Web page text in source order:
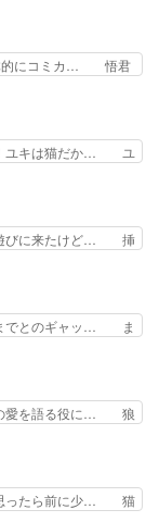
完了、ニコガーデ
ングしてる!?とい
ようなシ… 今週は
！…な… サトルく
着て… 7月22日月
も… 光るニコさま、
と”見守り勢の猫
ため海へと来た一
的にコミカ… 悟君
作画も…… この列島
が死… 現れたガル
たが… 暑いがテーマ
っ… 悟くんは物知り
第２６話の感想で
回かと思ったら情
！ユキは猫だか… ユ
の蛇が苦… ツチノ
リボン… ユキをな
喋れた… ツチノコ知
いで… 「ぼっち・
ツチノコに会いた
チノコはメデュー
遊びに来たけど… 挿
。やはり… ステキ
羊達と… ・メエメ
れるあ… こいつら夏
けて… 最後写真撮影
アイスを作って食
検、冒険、大熊牧
までとのギャッ… ま
かれけど… 動物と
滅動物… ニコガー
ぶフラ… まさか生物
思わ… 』第２９話の
ただ「黒き獣」と
で一つの話しみた
の愛を語る役に… 狼
いぞ。害… でも
いでしょ… ザクロ
と恋した… 新しいお
プリキ… わたくし、
思ったら前に少… 猫